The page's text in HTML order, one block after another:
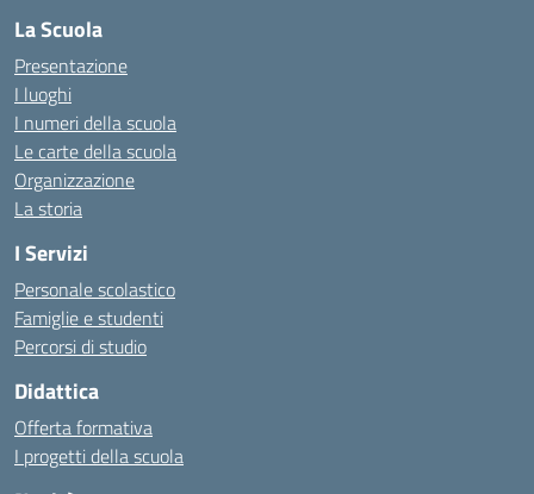
La Scuola
Presentazione
I luoghi
I numeri della scuola
Le carte della scuola
Organizzazione
La storia
I Servizi
Personale scolastico
Famiglie e studenti
Percorsi di studio
Didattica
Offerta formativa
I progetti della scuola